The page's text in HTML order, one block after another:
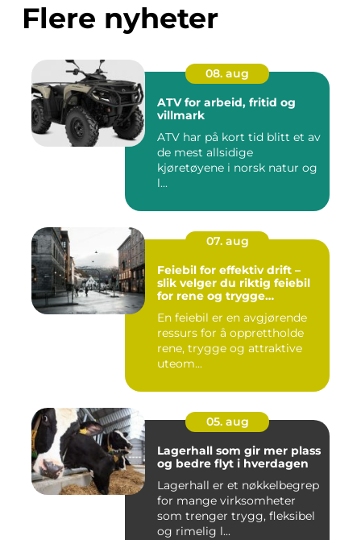
Flere nyheter
08. aug
ATV for arbeid, fritid og
villmark
ATV har på kort tid blitt et av
de mest allsidige
kjøretøyene i norsk natur og
l...
07. aug
Feiebil for effektiv drift –
slik velger du riktig feiebil
for rene og trygge
En feiebil er en avgjørende
ressurs for å opprettholde
rene, trygge og attraktive
uteom...
05. aug
Lagerhall som gir mer plass
og bedre flyt i hverdagen
Lagerhall er et nøkkelbegrep
for mange virksomheter
som trenger trygg, fleksibel
og rimelig l...